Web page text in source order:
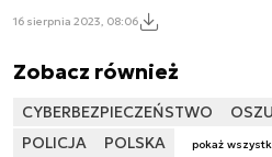
16 sierpnia 2023, 08:06
Zobacz również
CYBERBEZPIECZEŃSTWO
POLICJA
POLSKA pokaż